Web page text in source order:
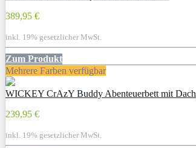
389,95 €
inkl. 19% gesetzlicher MwSt.
Zum Produkt
Mehrere Farben verfügbar
WICKEY CrAzY Buddy Abenteuerbett mit Dach
239,95 €
inkl. 19% gesetzlicher MwSt.